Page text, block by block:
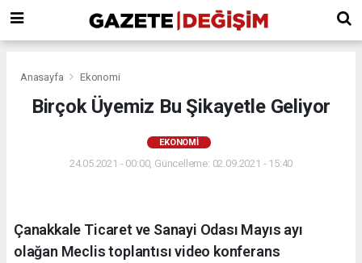
Anasayfa Ekonomi
Birçok Üyemiz Bu Şikayetle Geliyor
EKONOMI
24.05.2021 - 00:00, Güncelleme: 02.09.2021 - 15:40
Çanakkale Ticaret ve Sanayi Odası Mayıs ayı
olağan Meclis toplantısı video konferans